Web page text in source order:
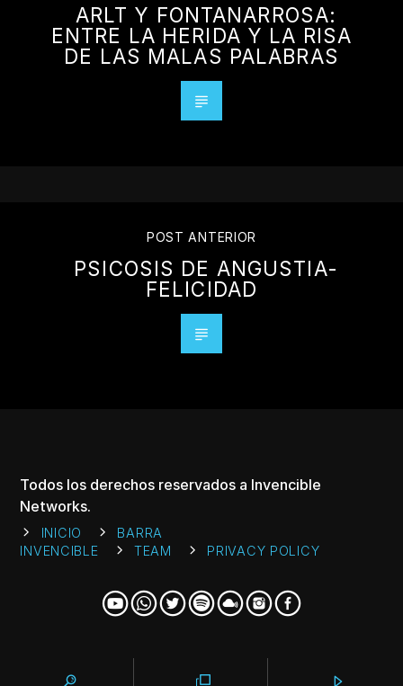
ARLT Y FONTANARROSA:
ENTRE LA HERIDA Y LA RISA
DE LAS MALAS PALABRAS
POST ANTERIOR
PSICOSIS DE ANGUSTIA-
FELICIDAD
Todos los derechos reservados a Invencible
Networks.
INICIO
BARRA
INVENCIBLE
TEAM PRIVACY POLICY